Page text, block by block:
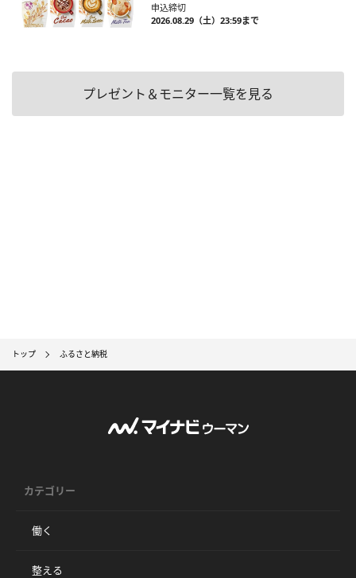
申込締切
2026.08.29（土）23:59まで
プレゼント＆モニター一覧を見る
トップ ふるさと納税
カテゴリー
働く
整える